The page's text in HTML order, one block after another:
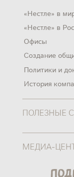
«Нестле» в
«Нестле» в
Офисы
Создание
Политики и
История
ПОЛЕЗНЫЕ
МЕДИА-